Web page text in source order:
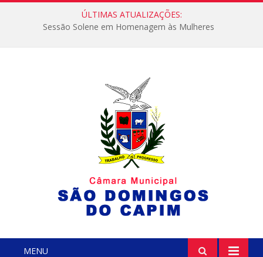
ÚLTIMAS ATUALIZAÇÕES:
Sessão Solene em Homenagem às Mulheres
MENU